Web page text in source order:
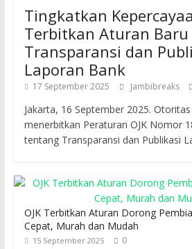
Tingkatkan
Terbitkan Aturan Baru
Transparansi dan
Laporan Bank
17 September 2025 Jambibreaks
Jakarta, 16 September 2025. Otoritas
menerbitkan Peraturan OJK Nomor
tentang Transparansi dan Publikasi
OJK Terbitkan Aturan Dorong
Cepat, Murah dan Mudah
15 September 2025 0